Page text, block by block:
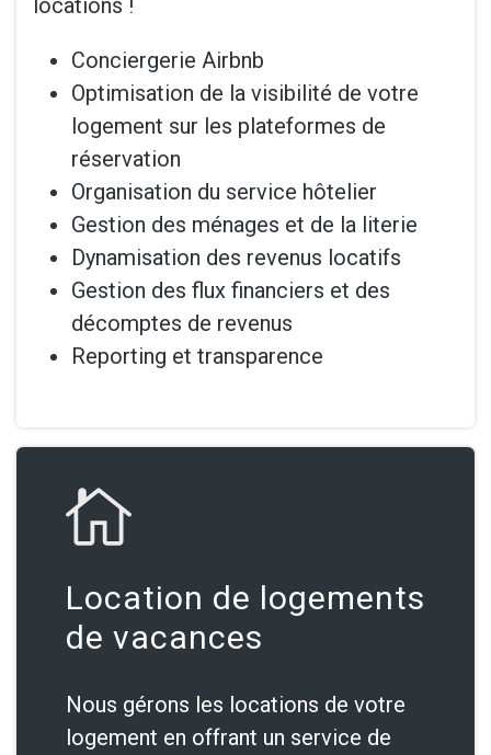
locations !
Conciergerie Airbnb
Optimisation de la visibilité de votre
logement sur les plateformes de
réservation
Organisation du service hôtelier
Gestion des ménages et de la literie
Dynamisation des revenus locatifs
Gestion des flux financiers et des
décomptes de revenus
Reporting et transparence
Location de logements
de vacances
Nous gérons les locations de votre
logement en offrant un service de